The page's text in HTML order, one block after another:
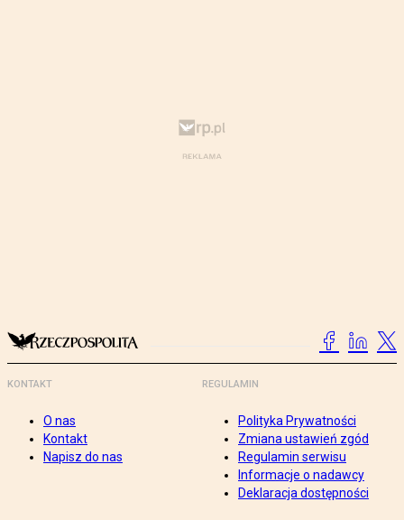
KONTAKT
O nas
Kontakt
Napisz do nas
REGULAMIN
Polityka Prywatności
Zmiana ustawień zgód
Regulamin serwisu
Informacje o nadawcy
Deklaracja dostępności